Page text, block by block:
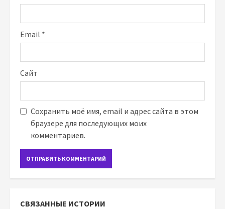
Email *
Сайт
Сохранить моё имя, email и адрес сайта в этом
браузере для последующих моих
комментариев.
СВЯЗАННЫЕ ИСТОРИИ